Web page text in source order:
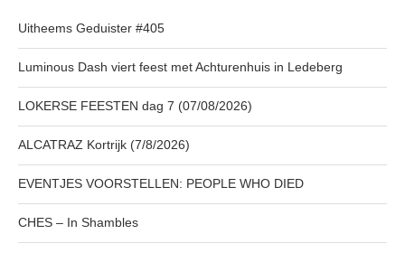
Uitheems Geduister #405
Luminous Dash viert feest met Achturenhuis in Ledeberg
LOKERSE FEESTEN dag 7 (07/08/2026)
ALCATRAZ Kortrijk (7/8/2026)
EVENTJES VOORSTELLEN: PEOPLE WHO DIED
CHES – In Shambles